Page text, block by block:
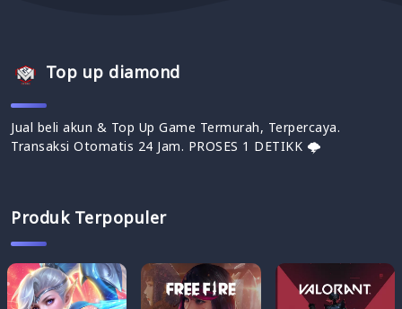
Top up diamond
Jual beli akun & Top Up Game Termurah, Terpercaya.
Transaksi Otomatis 24 Jam. PROSES 1 DETIKK 🌩
Produk Terpopuler